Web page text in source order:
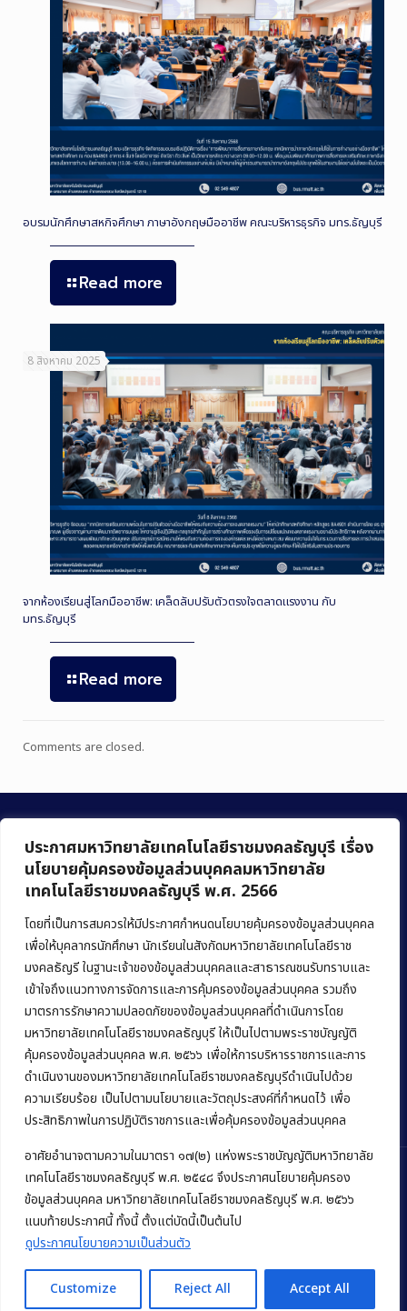
ประกาศมหาวิทยาลัยเทคโนโลยีราชมงคลธัญบุรี เรื่อง
นโยบายคุ้มครองข้อมูลส่วนบุคคลมหาวิทยาลัย
เทคโนโลยีราชมงคลธัญบุรี พ.ศ. 2566
โดยที่เป็นการสมควรให้มีประกาศกำหนดนโยบายคุ้มครองข้อมูลส่วนบุคคล
เพื่อให้บุคลากรนักศึกษา นักเรียนในสังกัดมหาวิทยาลัยเทคโนโลยีราช
มงคลธัญรี ในฐานะเจ้าของข้อมูลส่วนบุคคลและสาธารณชนรับทราบและ
เข้าใจถึงแนวทางการจัดการและการคุ้มครองข้อมูลส่วนบุคคล รวมถึง
มาตรการรักษาความปลอดภัยของข้อมูลส่วนบุคคลที่ดำเนินการโดย
มหาวิทยาลัยเทคโนโลยีราชมงคลธัญบุรี ให้เป็นไปตามพระราชบัญญัติ
คุ้มครองข้อมูลส่วนบุคคล พ.ศ. ๒๕๖๖ เพื่อให้การบริหารราชการและการ
ดำเนินงานของมหาวิทยาลัยเทคโนโลยีราชมงคลธัญบุรีดำเนินไปด้วย
ความเรียบร้อย เป็นไปตามนโยบายและวัตถุประสงค์ที่กำหนดไว้ เพื่อ
ประสิทธิภาพในการปฏิบัติราชการและเพื่อคุ้มครองข้อมูลส่วนบุคคล
อาศัยอำนาจตามความในมาตรา ๑๗(๒) แห่งพระราชบัญญัติมหาวิทยาลัย
เทคโนโลยีราชมงคลธัญบุรี พ.ศ. ๒๕๔๘ จึงประกาศนโยบายคุ้มครอง
ข้อมูลส่วนบุคคล มหาวิทยาลัยเทคโนโลยีราชมงคลธัญบุรี พ.ศ. ๒๕๖๖
แนบท้ายประกาศนี้ ทั้งนี้ ตั้งแต่บัดนี้เป็นต้นไป
ดูประกาศนโยบายความเป็นส่วนตัว
Customize Reject All Accept All
อบรมนักศึกษาสหกิจศึกษา ภาษาอังกฤษมืออาชีพ คณะบริหารธุรกิจ มทร.ธัญบุรี
Read more
8 สิงหาคม 2025
จากห้องเรียนสู่โลกมืออาชีพ: เคล็ดลับปรับตัวตรงใจตลาดแรงงาน กับ
มทร.ธัญบุรี
Read more
Comments are closed.
คณะบริหารธุรกิจ
มหาวิทยาลัยเทคโนโลยีราชมงคลธัญบุรี
39 หมู่ 1 ถนนรังสิต-นครนายก ตำบลคลองหก
อำเภอคลองหลวง จังหวัดปทุมธานี 12120
Phone:+66 (0) 2549 3243,+66 (0) 2549 3241
E-mail:bus@rmutt.ac.th
Copyright © 2022 คณะบริหารธุรกิจ มหาวิทยาลัยเทคโนโลยีราชมงคล
ธัญบุรี